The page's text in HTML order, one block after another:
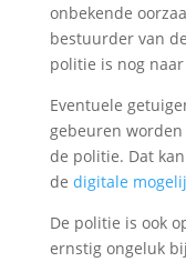
onbekende
bestuurder van
politie is nog
Eventuele
gebeuren
de politie. Dat
de digitale
De politie is ook
ernstig ongeluk